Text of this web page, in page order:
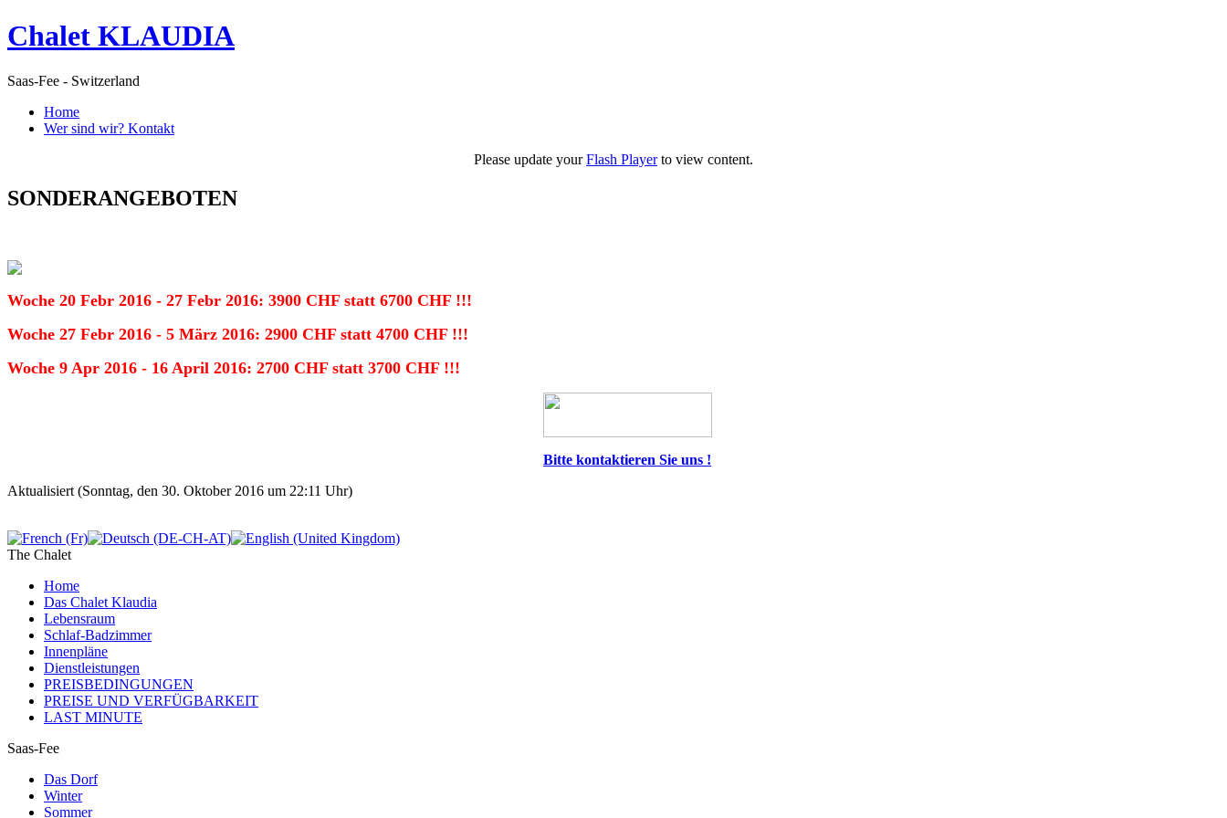
Chalet KLAUDIA
Saas-Fee - Switzerland
Home
Wer sind wir? Kontakt
Please update yourFlash Playerto view content.
SONDERANGEBOTEN
Woche 20 Febr 2016 - 27 Febr 2016: 3900 CHF statt 6700 CHF !!!
Woche 27 Febr 2016 - 5 März 2016: 2900 CHF statt 4700 CHF !!!
Woche 9 Apr 2016 - 16 April 2016: 2700 CHF statt 3700 CHF !!!
Bitte kontaktieren Sie uns !
Aktualisiert (Sonntag, den 30. Oktober 2016 um 22:11 Uhr)
The Chalet
Home
Das Chalet Klaudia
Lebensraum
Schlaf-Badzimmer
Innenpläne
Dienstleistungen
PREISBEDINGUNGEN
PREISE UND VERFÜGBARKEIT
LAST MINUTE
Saas-Fee
Das Dorf
Winter
Sommer